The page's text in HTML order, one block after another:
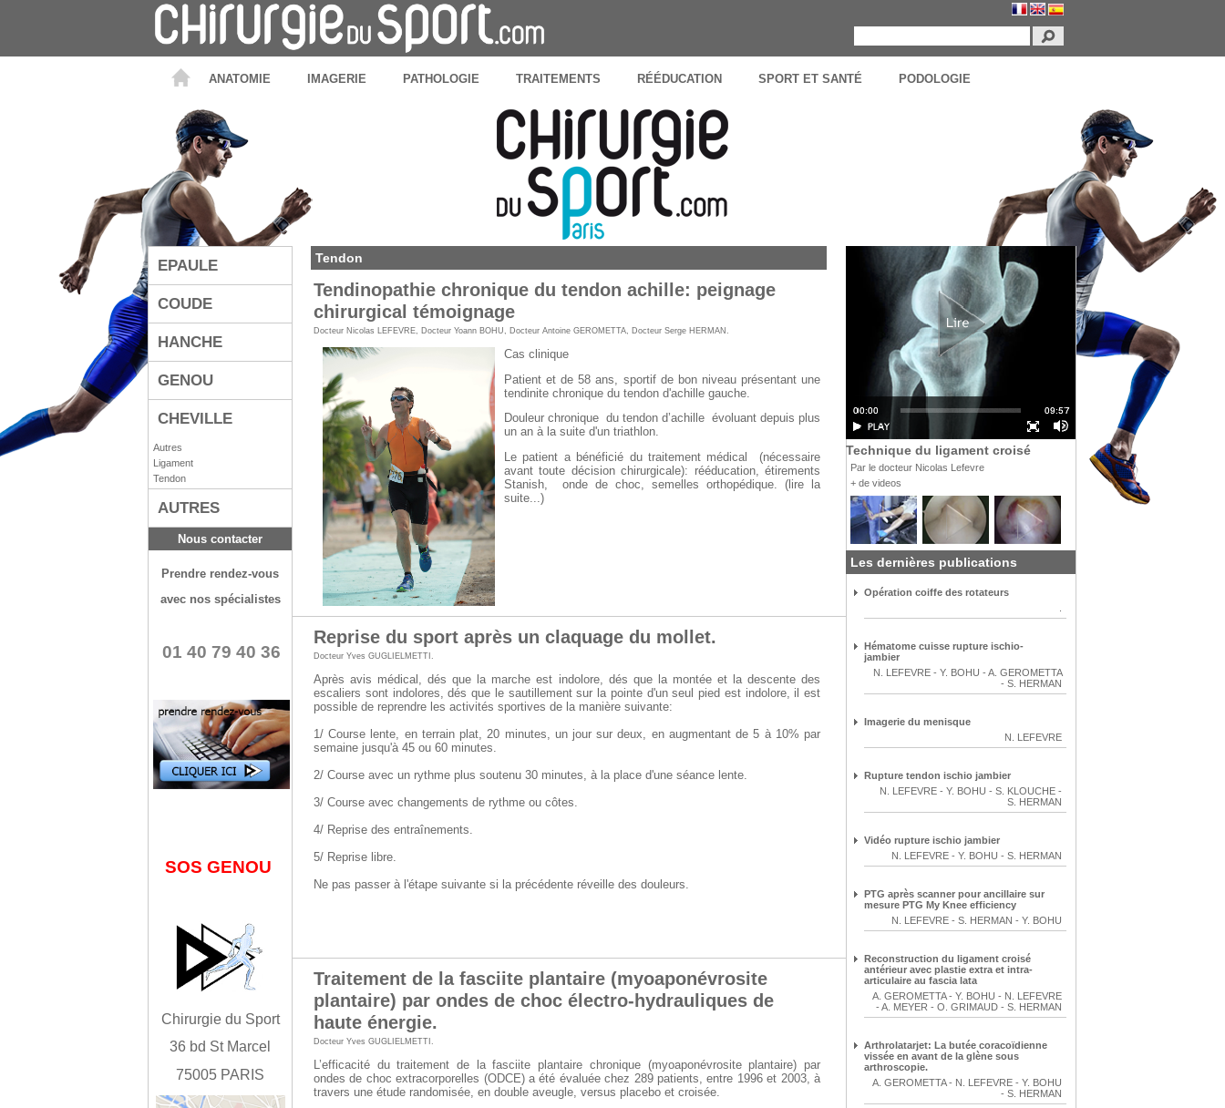
ANATOMIE IMAGERIE PATHOLOGIE TRAITEMENTS RÉÉDUCATION SPORT ET SANTÉ PODOLOGIE
EPAULE
COUDE
HANCHE
GENOU
CHEVILLE
Autres
Ligament
Tendon
AUTRES
Nous contacter
Prendre rendez-vous
avec nos spécialistes
01 40 79 40 36
SOS GENOU
Chirurgie du Sport
36 bd St Marcel
75005 PARIS
Tendon
Tendinopathie chronique du tendon achille: peignage
chirurgical témoignage
Docteur Nicolas LEFEVRE, Docteur Yoann BOHU, Docteur Antoine GEROMETTA, Docteur Serge HERMAN .
Cas clinique
Patient et de 58 ans, sportif de bon niveau présentant une
tendinite chronique du tendon d'achille gauche.
Douleur chronique du tendon d’achille évoluant depuis plus
un an à la suite d'un triathlon.
Le patient a bénéficié du traitement médical (nécessaire
avant toute décision chirurgicale): rééducation, étirements
Stanish, onde de choc, semelles orthopédique. (lire la
suite...)
Reprise du sport après un claquage du mollet.
Docteur Yves GUGLIELMETTI
Après avis médical, dés que la marche est indolore, dés que la montée et la descente des
escaliers sont indolores, dés que le sautillement sur la pointe d'un seul pied est indolore, il est
possible de reprendre les activités sportives de la manière suivante:
1/ Course lente, en terrain plat, 20 minutes, un jour sur deux, en augmentant de 5 à 10% par
semaine jusqu'à 45 ou 60 minutes.
2/ Course avec un rythme plus soutenu 30 minutes, à la place d'une séance lente.
3/ Course avec changements de rythme ou côtes.
4/ Reprise des entraînements.
5/ Reprise libre.
Ne pas passer à l'étape suivante si la précédente réveille des douleurs.
Traitement de la fasciite plantaire (myoaponévrosite
plantaire) par ondes de choc électro-hydrauliques de
haute énergie.
Docteur Yves GUGLIELMETTI .
L’efficacité du traitement de la fasciite plantaire chronique (myoaponévrosite plantaire) par
ondes de choc extracorporelles (ODCE) a été évaluée chez 289 patients, entre 1996 et 2003, à
travers une étude randomisée, en double aveugle, versus placebo et croisée.
Technique du ligament croisé
Par le docteur Nicolas Lefevre
+ de videos
Les dernières publications
Opération coiffe des rotateurs
Hématome cuisse rupture ischio-
jambier
N. LEFEVRE - Y. BOHU - A. GEROMETTA
- S. HERMAN
Imagerie du menisque
N. LEFEVRE
Rupture tendon ischio jambier
N. LEFEVRE - Y. BOHU - S. KLOUCHE -
S. HERMAN
Vidéo rupture ischio jambier
N. LEFEVRE - Y. BOHU - S. HERMAN
PTG après scanner pour ancillaire sur
mesure PTG My Knee efficiency
N. LEFEVRE - S. HERMAN - Y. BOHU
Reconstruction du ligament croisé
antérieur avec plastie extra et intra-
articulaire au fascia lata
A. GEROMETTA- Y. BOHU - N. LEFEVRE
- A. MEYER - O. GRIMAUD - S. HERMAN
Arthrolatarjet: La butée coracoïdienne
vissée en avant de la glène sous
arthroscopie.
A. GEROMETTA- N. LEFEVRE - Y. BOHU
- S. HERMAN